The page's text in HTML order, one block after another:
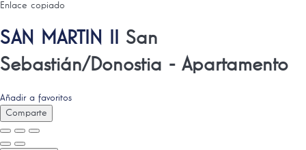
Enlace copiado
SAN MARTIN II San
Sebastián/Donostia - Apartamento
Añadir a favoritos
Comparte